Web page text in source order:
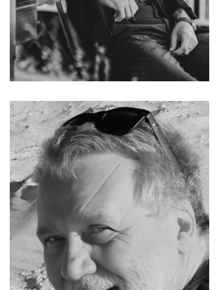
PIETRO NICOLAUCICH
Autore e illustratore